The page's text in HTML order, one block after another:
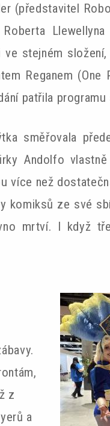
(představitel
stejném
Reganem (One
patřila programu
směřovala
Andolfo vlastně
více než
komiksů ze své
mrtví. I když
z
a